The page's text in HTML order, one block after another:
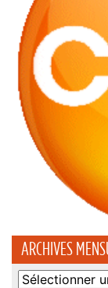
ARCHIVES
Archives